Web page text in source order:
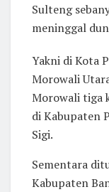
Sulteng
meninggal
Yakni di Kota
Morowali
Morowali tiga
di Kabupaten
Sigi.
Sementara
Kabupaten